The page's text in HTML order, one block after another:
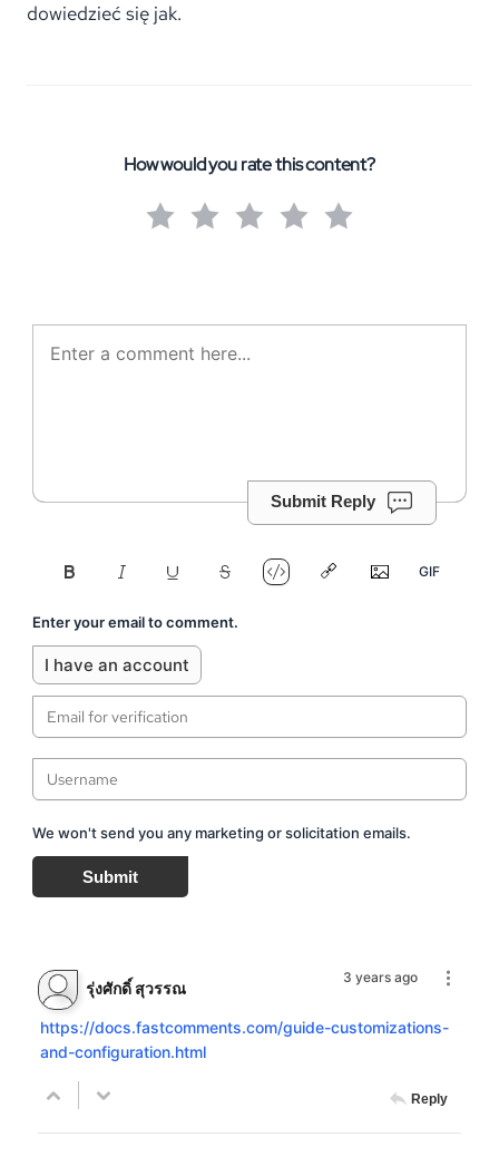
dowiedzieć się jak.
How would you rate this content?
Submit Reply
Enter your email to comment.
I have an account
We won't send you any marketing or solicitation emails.
Submit
3 years ago
รุ่งศักดิ์ สุวรรณ
https://docs.fastcomments.com/guide-customizations-
and-configuration.html
Reply